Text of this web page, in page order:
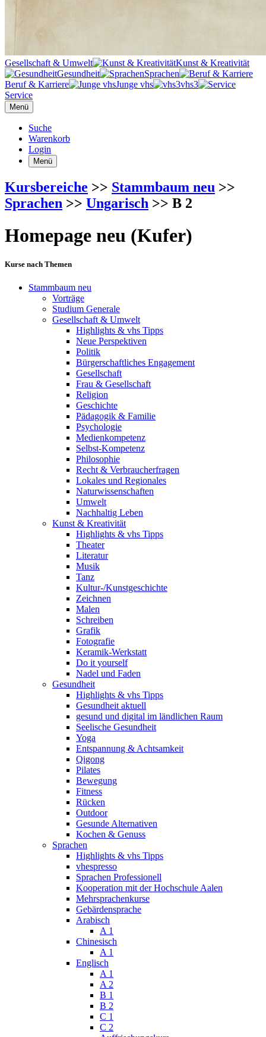
Gesellschaft & Umwelt
Kunst & Kreativität
Gesundheit
Sprachen
Beruf & Karriere
Junge vhs
vhs3
Service
Menü
Suche
Warenkorb
Login
Menü
Kursbereiche >> Stammbaum neu >>
Sprachen >> Ungarisch >> B 2
Homepage neu (Kufer)
Kurse nach Themen
Stammbaum neu
Vorträge
Studium Generale
Gesellschaft & Umwelt
Highlights & vhs Tipps
Neue Perspektiven
Politik
Bürgerschaftliches Engagement
Gesellschaft
Frau & Gesellschaft
Religion
Geschichte
Pädagogik & Familie
Psychologie
Medienkompetenz
Selbst-Kompetenz
Philosophie
Recht & Verbraucherfragen
Lokales und Regionales
Naturwissenschaften
Umwelt
Nachhaltig Leben
Kunst & Kreativität
Highlights & vhs Tipps
Theater
Literatur
Musik
Tanz
Kultur-/Kunstgeschichte
Zeichnen
Malen
Schreiben
Grafik
Fotografie
Keramik-Werkstatt
Do it yourself
Nadel und Faden
Gesundheit
Highlights & vhs Tipps
Gesundheit aktuell
gesund und digital im ländlichen Raum
Seelische Gesundheit
Yoga
Entspannung & Achtsamkeit
Qigong
Pilates
Bewegung
Fitness
Rücken
Outdoor
Gesunde Alternativen
Kochen & Genuss
Sprachen
Highlights & vhs Tipps
vhespresso
Sprachen Professionell
Kooperation mit der Hochschule Aalen
Mehrsprachenkurse
Gebärdensprache
Arabisch
A 1
Chinesisch
A 1
Englisch
A 1
A 2
B 1
B 2
C 1
C 2